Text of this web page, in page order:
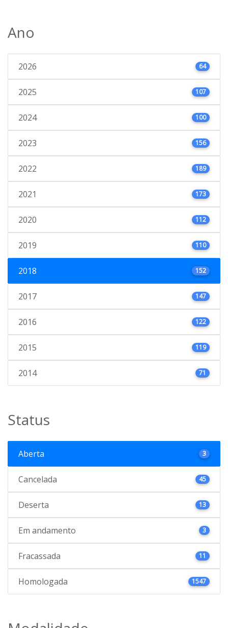
Ano
2026 64
2025 107
2024 100
2023 156
2022 189
2021 173
2020 112
2019 110
2018 152
2017 147
2016 122
2015 119
2014 71
Status
Aberta 3
Cancelada 45
Deserta 13
Em andamento 3
Fracassada 11
Homologada 1547